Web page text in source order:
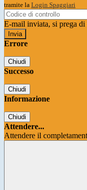
tramite la Login Spaggiari
E-mail inviata, si prega di
Errore
Chiudi
Successo
Chiudi
Informazione
Chiudi
Attendere...
Attendere il